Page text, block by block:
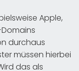
Apple,
durchaus
müssen hierbei
das als